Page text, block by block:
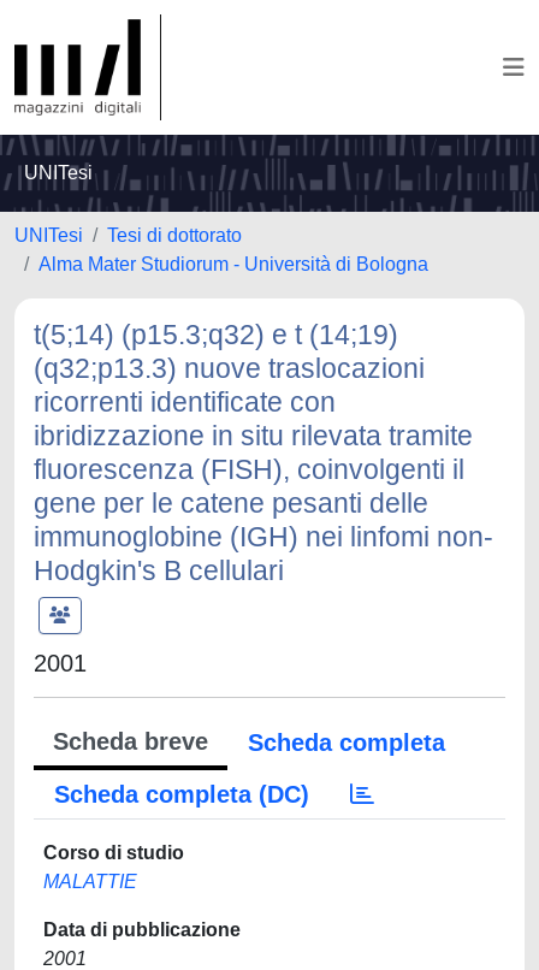
UNITesi
UNITesi
Tesi di dottorato
Alma Mater Studiorum - Università di Bologna
t(5;14) (p15.3;q32) e t (14;19)
(q32;p13.3) nuove traslocazioni
ricorrenti identificate con
ibridizzazione in situ rilevata tramite
fluorescenza (FISH), coinvolgenti il
gene per le catene pesanti delle
immunoglobine (IGH) nei linfomi non-
Hodgkin's B cellulari
2001
Scheda breve
Scheda completa
Scheda completa (DC)
Corso di studio
MALATTIE
Data di pubblicazione
2001